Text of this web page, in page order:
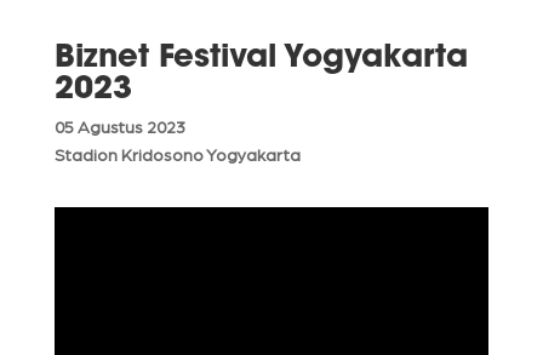
Biznet Festival Yogyakarta
2023
05 Agustus 2023
Stadion Kridosono Yogyakarta